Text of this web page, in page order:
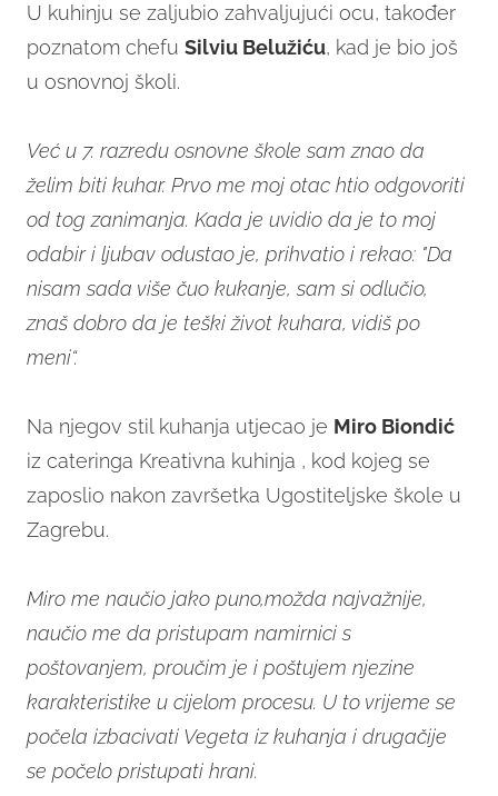
U kuhinju se zaljubio zahvaljujući ocu, također
poznatom chefu Silviu Belužiću, kad je bio još
u osnovnoj školi.
Već u 7. razredu osnovne škole sam znao da
želim biti kuhar. Prvo me moj otac htio odgovoriti
od tog zanimanja. Kada je uvidio da je to moj
odabir i ljubav odustao je, prihvatio i rekao: "Da
nisam sada više čuo kukanje, sam si odlučio,
znaš dobro da je teški život kuhara, vidiš po
meni“.
Na njegov stil kuhanja utjecao je Miro Biondić
iz cateringa Kreativna kuhinja , kod kojeg se
zaposlio nakon završetka Ugostiteljske škole u
Zagrebu.
Miro me naučio jako puno,možda najvažnije,
naučio me da pristupam namirnici s
poštovanjem, proučim je i poštujem njezine
karakteristike u cijelom procesu. U to vrijeme se
počela izbacivati Vegeta iz kuhanja i drugačije
se počelo pristupati hrani.